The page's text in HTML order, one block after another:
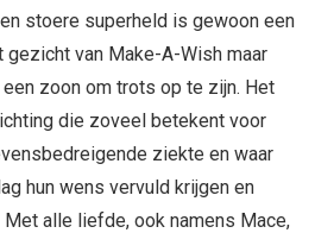
stoere superheld is gewoon een
gezicht van Make-A-Wish maar
zoon om trots op te zijn. Het
die zoveel betekent voor
ziekte en waar
hun wens vervuld krijgen en
alle liefde, ook namens Mace,